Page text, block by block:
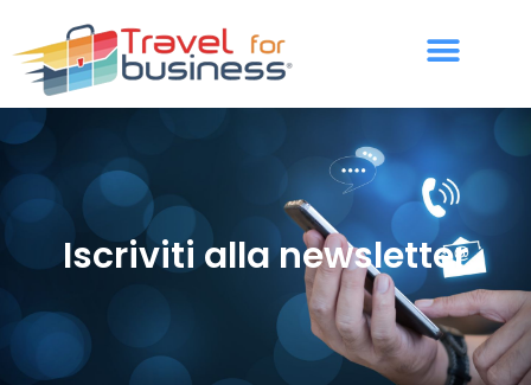
Iscriviti alla newsletter